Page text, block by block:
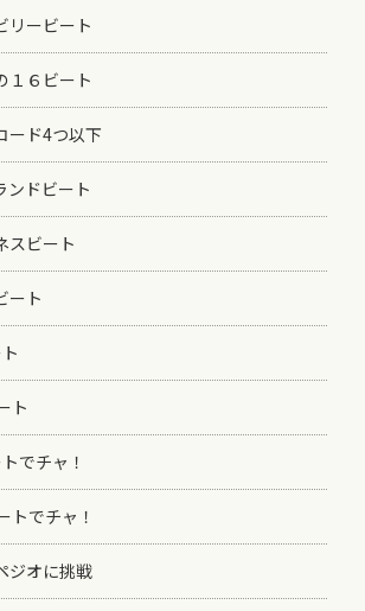
リービート
１６ビート
ード4つ以下
ンドビート
スビート
ート
ト
でチャ！
トでチャ！
ジオに挑戦